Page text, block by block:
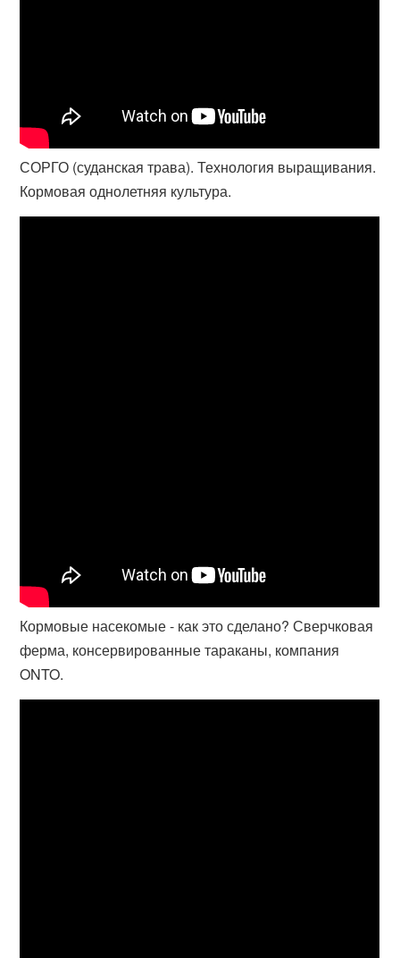
СОРГО (суданская трава). Технология выращивания.
Кормовая однолетняя культура.
Кормовые насекомые - как это сделано? Сверчковая
ферма, консервированные тараканы, компания
ONTO.